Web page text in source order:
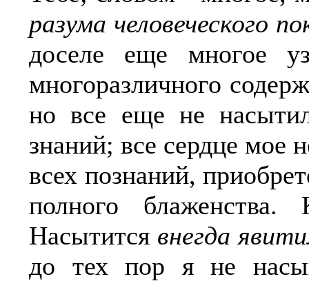
разума человеческого
доселе еще многое
многоразличного
но все еще не
знаний; все сердце мое
всех познаний,
полного
Насытится внегда
до тех пор я не